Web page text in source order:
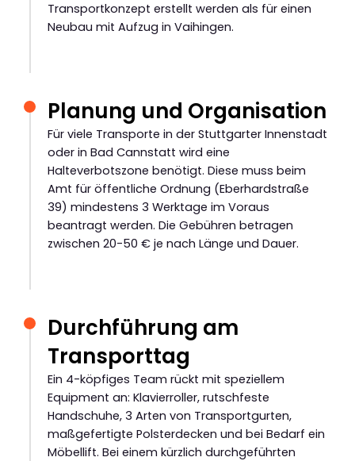
Transportkonzept erstellt werden als für einen
Neubau mit Aufzug in Vaihingen.
Planung und Organisation
Für viele Transporte in der Stuttgarter Innenstadt
oder in Bad Cannstatt wird eine
Halteverbotszone benötigt. Diese muss beim
Amt für öffentliche Ordnung (Eberhardstraße
39) mindestens 3 Werktage im Voraus
beantragt werden. Die Gebühren betragen
zwischen 20-50 € je nach Länge und Dauer.
Durchführung am
Transporttag
Ein 4-köpfiges Team rückt mit speziellem
Equipment an: Klavierroller, rutschfeste
Handschuhe, 3 Arten von Transportgurten,
maßgefertigte Polsterdecken und bei Bedarf ein
Möbellift. Bei einem kürzlich durchgeführten